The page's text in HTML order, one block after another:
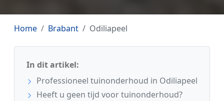
Home Brabant Odiliapeel
In dit artikel:
Professioneel tuinonderhoud in Odiliapeel
Heeft u geen tijd voor tuinonderhoud?